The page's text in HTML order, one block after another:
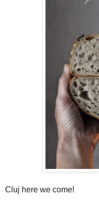
Cluj here we come!